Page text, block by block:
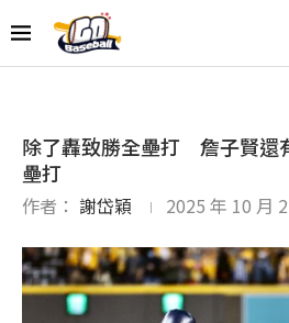
除了轟致勝全壘打 詹子賢還
壘打
作者： 謝岱穎 2025 年 10 月